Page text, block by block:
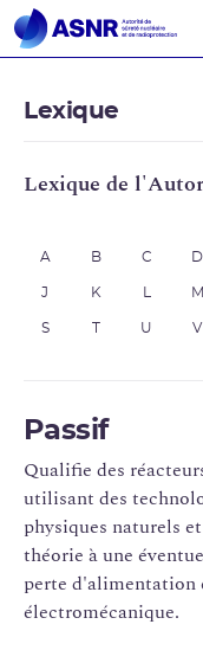
Lexique
Lexique de
A B C D
J K M
S U V
Passif
Qualifie des
utilisant des
physiques naturels
théorie à une
perte d'alimentation
électromécanique.